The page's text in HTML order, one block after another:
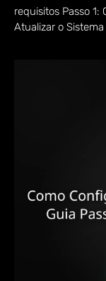
requisitos Passo 1:
Atualizar o Sistema